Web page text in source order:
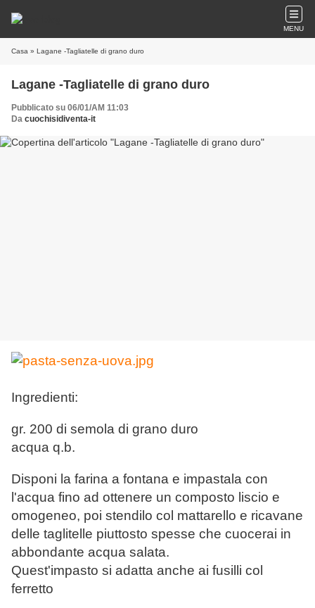
MENU
Casa » Lagane -Tagliatelle di grano duro
Lagane -Tagliatelle di grano duro
Pubblicato su 06/01/AM 11:03
Da cuochisidiventa-it
Ingredienti:
gr. 200 di semola di grano duro
acqua q.b.
Disponi la farina a fontana e impastala con
l'acqua fino ad ottenere un composto liscio e
omogeneo, poi stendilo col mattarello e ricavane
delle taglitelle piuttosto spesse che cuocerai in
abbondante acqua salata.
Quest'impasto si adatta anche ai fusilli col
ferretto